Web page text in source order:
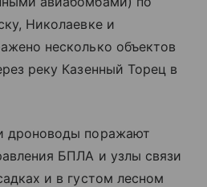
Николаевке и
несколько объектов
реку Казенный Торец в
дроноводы поражают
БПЛА и узлы связи
и в густом лесном